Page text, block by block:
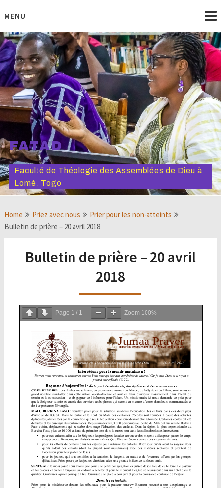
toMENU
FATAD
Faculté de Théologie des Assemblées de Dieu à
Lomé, Togo
Home Priez avec nous
Prier pour les non-atteints
Bulletin de prière – 20 avril 2018
Bulletin de prière – 20 avril
2018
Page 1 / 1 Zoom 100%